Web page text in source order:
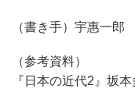
（書き手）宇惠一
（参考資料）
『日本の近代2』坂